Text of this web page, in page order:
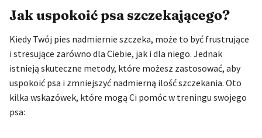
Jak uspokoić psa szczekającego?
Kiedy Twój pies nadmiernie szczeka, może to być frustrujące
i stresujące zarówno dla Ciebie, jak i dla niego. Jednak
istnieją skuteczne metody, które możesz zastosować, aby
uspokoić psa i zmniejszyć nadmierną ilość szczekania. Oto
kilka wskazówek, które mogą Ci pomóc w treningu swojego
psa: